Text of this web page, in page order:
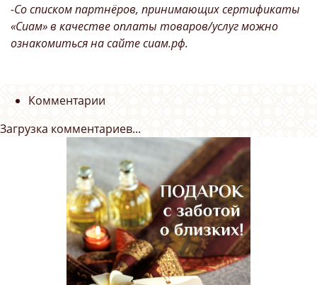
-Со списком партнёров, принимающих сертификаты
«Сиам» в качестве оплаты товаров/услуг можно
ознакомиться на сайте сиам.рф.
Комментарии
Загрузка комментариев...